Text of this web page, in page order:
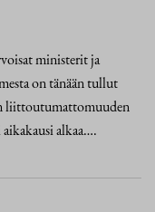
ministerit ja
on tänään tullut
liittoutumattomuuden
alkaa….